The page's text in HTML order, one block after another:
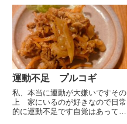
うという意欲は消えていません
14.15日のAmazonPrime感謝祭で
買おうとお気に入りに印をつけて
ありますこれでクロ...
運動不足 プルコギ
私、本当に運動が大嫌いですその
上 家にいるのが好きなので日常
的に運動不足です自覚はあって朝